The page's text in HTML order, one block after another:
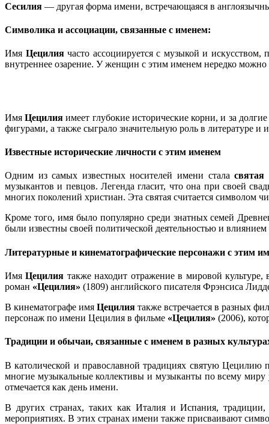
Сесилия — другая форма имени, встречающаяся в
Символика и ассоциации, связанные с именем:
Имя Цецилиячасто ассоциируется с музыкой и искусством,
внутреннее озарение. У женщин с этим именем нередко
ИмяЦецилия имеет глубокие исторические корни, и за
фигурами, а также сыграло значительную роль в литературе и
Известные исторические личности с этим именем
Одним из самых известных носителей имени сталасвятая
музыкантов и певцов. Легенда гласит, что она при своей
многих поколений христиан. Эта святая считается символом
Кроме того, имя было популярно среди знатных семей
были известны своей политической деятельностью и
Литературные и кинематографические персонажи с этим
ИмяЦецилия также находит отражение в мировой
роман «Цецилия» (1809) английского писателя Фрэнсиса
В кинематографе имя Цецилия также встречается в разных
персонаж по имени Цецилия в фильме «Цецилия» (2006),
Традиции и обычаи, связанные с именем в разных
В католической и православной традициях святую
многие музыкальные коллективы и музыканты по всему миру
отмечается как день имени.
В других странах, таких как Италия и Испания,
мероприятиях. В этих странах имени также присваивают